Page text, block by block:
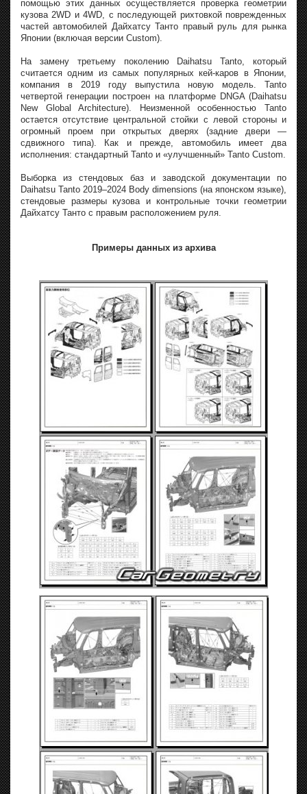
помощью этих данных осуществляется проверка геометрии
кузова 2WD и 4WD, с последующей рихтовкой поврежденных
частей автомобилей Дайхатсу Танто правый руль для рынка
Японии (включая версии Custom).
На замену третьему поколению Daihatsu Tanto, который
считается одним из самых популярных кей-каров в Японии,
компания в 2019 году выпустила новую модель. Tanto
четвертой генерации построен на платформе DNGA (Daihatsu
New Global Architecture). Неизменной особенностью Tanto
остается отсутствие центральной стойки с левой стороны и
огромный проем при открытых дверях (задние двери —
сдвижного типа). Как и прежде, автомобиль имеет два
исполнения: стандартный Tanto и «улучшенный» Tanto Custom.
Выборка из стендовых баз и заводской документации по
Daihatsu Tanto 2019–2024 Body dimensions (на японском языке),
стендовые размеры кузова и контрольные точки геометрии
Дайхатсу Танто с правым расположением руля.
Примеры данных из архива